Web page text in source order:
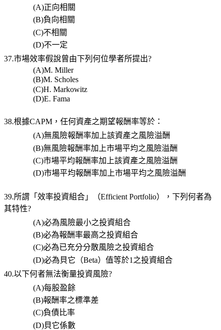
(A)正向相關
(B)負向相關
(C)不相關
(D)不一定
37.市場效率假說曾由下列何位學者所提出?
(A)M. Miller
(B)M. Scholes
(C)H. Markowitz
(D)E. Fama
38.根據CAPM ，任何資產之期望報酬率等於：
(A)無風險報酬率加上該資產之風險溢酬
(B)無風險報酬率加上市場平均之風險溢酬
(C)市場平均報酬率加上該資產之風險溢酬
(D)市場平均報酬率加上市場平均之風險溢酬
39.所謂「效率投資組合」（Efficient Portfolio），下列何者為
其特性?
(A)必為風險最小之投資組合
(B)必為報酬率最高之投資組合
(C)必為已充分分散風險之投資組合
(D)必為貝它（Beta）值等於1 之投資組合
40.以下何者無法衡量投資風險?
(A)每股盈餘
(B)報酬率之標準差
(C)負債比率
(D)貝它係數